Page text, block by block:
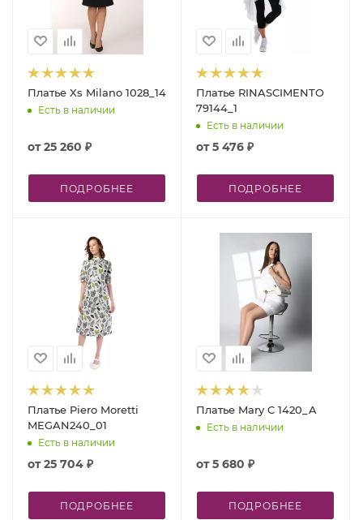
Платье Xs Milano 1028_14
Есть в наличии
от25 260 ₽
ПОДРОБНЕЕ
Платье RINASCIMENTO
79144_1
Есть в наличии
от5 476 ₽
ПОДРОБНЕЕ
Платье Piero Moretti
MEGAN240_01
Есть в наличии
от25 704 ₽
ПОДРОБНЕЕ
Платье Mary C 1420_A
Есть в наличии
от5 680 ₽
ПОДРОБНЕЕ